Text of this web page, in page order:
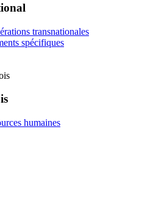
transnationales
spécifiques
humaines